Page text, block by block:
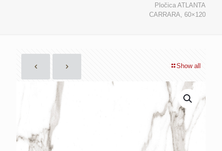
Pločica ATLANTA
CARRARA, 60×120
Show all